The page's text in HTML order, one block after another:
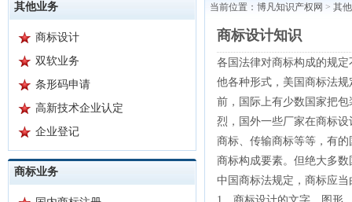
其他业务
商标设计
双软业务
条形码申请
高新技术企业认定
企业登记
商标业务
当前位置： 博凡知识产权网 > 其
商标设计知识
各国法律对商标构成的规
他各种形式，美国商标法
前，国际上有少数国家把
烈，国外一些厂家在商标
商标、传输商标等等，有
商标构成要素。但绝大多
中国商标法规定，商标应